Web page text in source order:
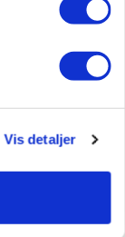
Vis detaljer